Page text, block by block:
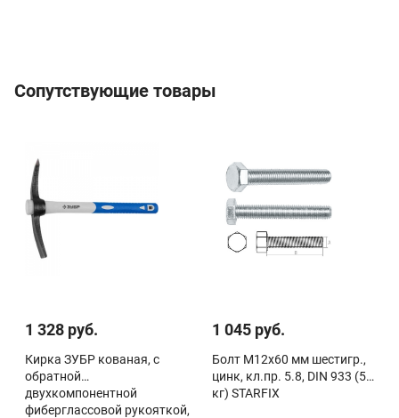
Сопутствующие товары
1 328 руб.
Кирка ЗУБР кованая, с
обратной
двухкомпонентной
фиберглассовой рукояткой,
1 045 руб.
Болт М12х60 мм шестигр.,
цинк, кл.пр. 5.8, DIN 933 (5
кг) STARFIX